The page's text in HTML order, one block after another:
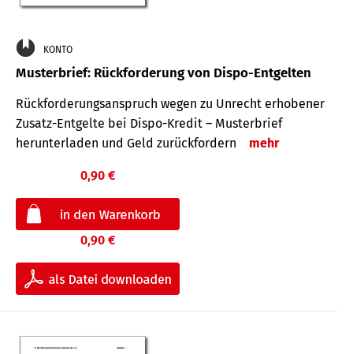
KONTO
Musterbrief: Rückforderung von Dispo-Entgelten
Rückforderungsanspruch wegen zu Unrecht erhobener
Zusatz-Entgelte bei Dispo-Kredit – Musterbrief
herunterladen und Geld zurückfordern
mehr
0,90 €
0,90 €